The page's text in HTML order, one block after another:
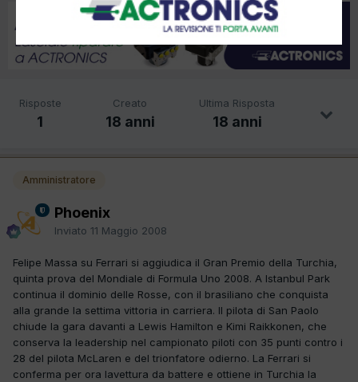
Risposte
1
Creato
18 anni
Ultima Risposta
18 anni
Amministratore
Phoenix
Inviato 11 Maggio 2008
Felipe Massa su Ferrari si aggiudica il Gran Premio della Turchia,
quinta prova del Mondiale di Formula Uno 2008. A Istanbul Park
continua il dominio delle Rosse, con il brasiliano che conquista
alla grande la settima vittoria in carriera. Il pilota di San Paolo
chiude la gara davanti a Lewis Hamilton e Kimi Raikkonen, che
conserva la leadership nel campionato piloti con 35 punti contro i
28 del pilota McLaren e del trionfatore odierno. La Ferrari si
conferma per ora lavettura da battere e ottiene in Turchia la